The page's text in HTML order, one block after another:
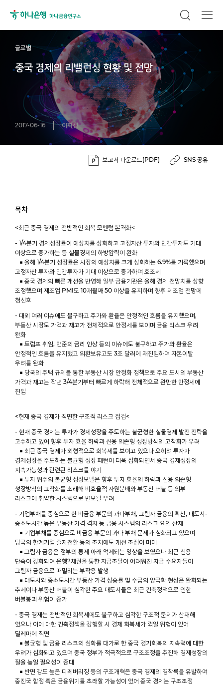
글로벌
중국 경제의 리밸런싱 현황 및 전망
2017-06-16 이화정
보고서 다운로드(PDF) SNS 공유
목차
<최근 중국 경제의 전반적인 회복 모멘텀 본격화<
- 1/4분기 경제성장률이 예상치를 상회하고 고정자산 투자와 민간투자도 기대
이상으로 증가하는 등 실물경제의 하방압력이 완화
■ 올해 1/4분기 성장률은 시장의 예상치를 크게 상회하는 6.9%를 기록했으며
고정자산 투자와 민간투자가 기대 이상으로 증가하며 호조세
■ 중국 경제의 빠른 개선을 반영해 일부 금융기관은 올해 경제 전망치를 상향
조정했으며 제조업 PMI도 10개월째 50 이상을 유지하며 향후 제조업 전망에
청신호
- 대외 여러 이슈에도 불구하고 주가와 환율은 안정적인 흐름을 유지했으며,
부동산 시장도 가격과 재고가 전체적으로 안정세를 보이며 금융 리스크 우려
완화
■ 트럼프 취임, 연준의 금리 인상 등의 이슈에도 불구하고 주가와 환율은
안정적인 흐름을 유지했고 외환보유고도 3조 달러에 재진입하며 자본이탈
우려를 완화
■ 당국의 주택 규제를 통한 부동산 시장 안정화 정책으로 주요 도시의 부동산
가격과 재고는 작년 3/4분기부터 빠르게 하락해 전체적으로 완만한 안정세에
진입
<현재 중국 경제가 직면한 구조적 리스크 점검<
- 현재 중국 경제는 투자가 경제성장을 주도하는 불균형한 실물경제 발전 전략을
고수하고 있어 향후 투자 효율 하락과 신용 의존형 성장방식의 고착화가 우려
■ 최근 중국 경제가 외형적으로 회복세를 보이고 있으나 오히려 투자가
경제성장을 주도하는 불균형 성장 패턴이 더욱 심화되면서 중국 경제성장의
지속가능성과 관련된 리스크를 야기
■ 투자 위주의 불균형 성장모델은 향후 투자 효율의 하락과 신용 의존형
성장방식의 고착화를 초래해 비효율적 자원분배와 부동산 버블 등 외부
리스크에 취약한 시스템으로 변모될 우려
- 기업부채를 중심으로 한 비금융 부문의 과다부채, 그림자 금융의 확산, 대도시-
중소도시간 높은 부동산 가격 격차 등 금융 시스템의 리스크 요인 산재
■ 기업부채를 중심으로 비금융 부문의 과다 부채 문제가 심화되고 있으며
당국의 한계기업 출자전환 등의 조치에도 개선 조짐이 미미
■ 그림자 금융은 정부의 통제 아래 억제되는 양상을 보였으나 최근 신용
단속이 강화되며 은행?채권을 통한 자금조달이 어려워진 자금 수요자들이
그림자 금융으로 떠밀리는 부작용 발생
■ 대도시와 중소도시간 부동산 가격 상승률 및 수급의 양극화 현상은 완화되는
추세이나 부동산 버블이 심각한 주요 대도시들은 최근 긴축정책으로 인한
버블붕괴 위험이 증가
- 중국 경제는 전반적인 회복세에도 불구하고 심각한 구조적 문제가 산재해
있으나 이에 대한 긴축정책을 강행할 시 경제 회복세가 꺾일 위험이 있어
딜레마에 직면
■ 불균형 및 금융 리스크의 심화를 대가로 한 중국 경기회복의 지속력에 대한
우려가 심화되고 있으며 중국 정부가 적극적으로 구조조정을 추진해 경제성장의
질을 높일 필요성이 증대
■ 반면 강도 높은 디레버리징 등의 구조개혁은 중국 경제의 경착륙을 유발하여
중진국 함정 혹은 금융위기를 초래할 가능성이 있어 중국 경제는 구조조정